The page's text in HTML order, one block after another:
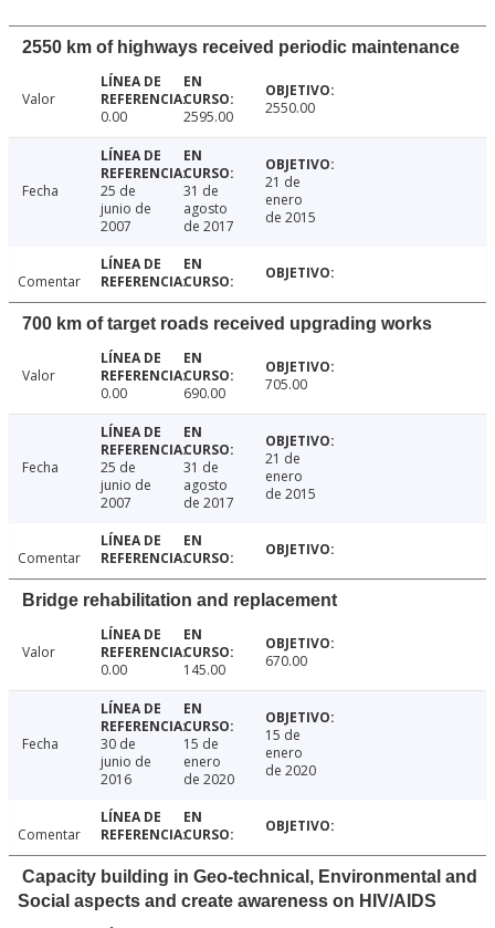
2550 km of highways received periodic maintenance
Valor
0.00
2595.00 2550.00
Fecha
25 de
junio de
2007
31 de
agosto
de 2017
21 de
enero
de 2015
Comentar
700 km of target roads received upgrading works
Valor
0.00
690.00 705.00
Fecha
25 de
junio de
2007
31 de
agosto
de 2017
21 de
enero
de 2015
Comentar
Bridge rehabilitation and replacement
Valor
0.00
145.00 670.00
Fecha
30 de
junio de
2016
15 de
enero
de 2020
15 de
enero
de 2020
Comentar
Capacity building in Geo-technical, Environmental and
Social aspects and create awareness on HIV/AIDS